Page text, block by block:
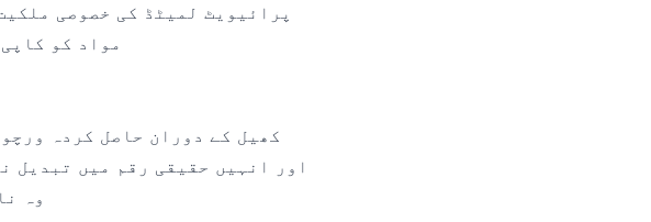
پرائیویٹ لمیٹڈ کی خصوصی
مواد کو
کھیل کے دوران حاصل کردہ
اور انہیں حقیقی رقم میں تبدیل
وہ